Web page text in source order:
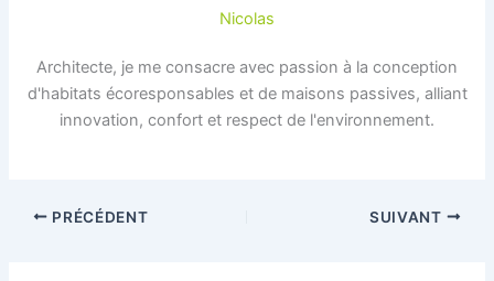
Nicolas
Architecte, je me consacre avec passion à la conception
d'habitats écoresponsables et de maisons passives, alliant
innovation, confort et respect de l'environnement.
PRÉCÉDENT SUIVANT